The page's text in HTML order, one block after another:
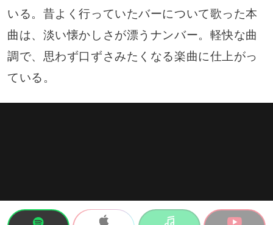
いる。昔よく行っていたバーについて歌った本
曲は、淡い懐かしさが漂うナンバー。軽快な曲
調で、思わず口ずさみたくなる楽曲に仕上がっ
ている。